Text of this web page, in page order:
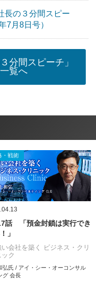
長の３分間スピー
7月8日号）
分間スピーチ」
覧へ
・戦術
話 「預金封鎖は実行でき
」
い会社を築く ビジネス・クリ
ック
弘氏 / アイ・シー・オーコンサル
グ 会長